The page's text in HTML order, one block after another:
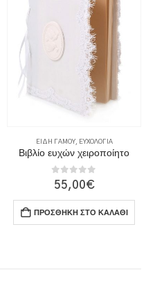
ΕΊΔΗ ΓΆΜΟΥ, ΕΥΧΟΛΌΓΙΑ
Βιβλίο ευχών χειροποίητο
0out of 5
55,00€
ΠΡΟΣΘΉΚΗ ΣΤΟ ΚΑΛΆΘΙ